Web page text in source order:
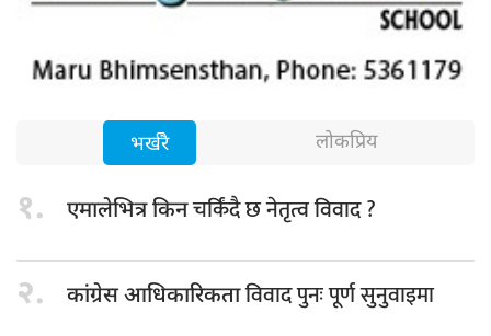
भर्खरै लोकप्रिय
१. एमालेभित्र किनचर्किंदै छ नेतृत्व विवाद ?
२. कांग्रेस आधिकारिकताविवाद पुनः पूर्ण सुनुवाइमा